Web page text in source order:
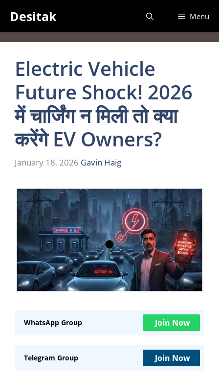
content
Desitak Menu
Electric Vehicle
Future Shock! 2026
में चार्जिंग न मिली तो क्या
करेंगे EV Owners?
January 18, 2026 Gavin Haig
WhatsApp Group Join Now
Telegram Group Join Now